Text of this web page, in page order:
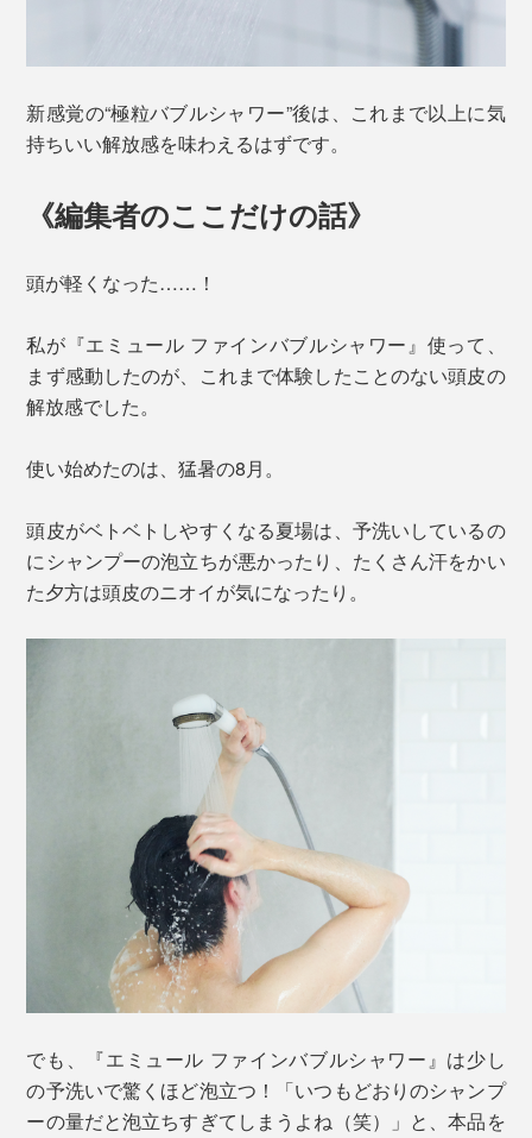
新感覚の“極粒バブルシャワー”後は、これまで以上に気
持ちいい解放感を味わえるはずです。
《編集者のここだけの話》
頭が軽くなった……！
私が『エミュール ファインバブルシャワー』使って、
まず感動したのが、これまで体験したことのない頭皮の
解放感でした。
使い始めたのは、猛暑の8月。
頭皮がベトベトしやすくなる夏場は、予洗いしているの
にシャンプーの泡立ちが悪かったり、たくさん汗をかい
た夕方は頭皮のニオイが気になったり。
でも、『エミュール ファインバブルシャワー』は少し
の予洗いで驚くほど泡立つ！「いつもどおりのシャンプ
ーの量だと泡立ちすぎてしまうよね（笑）」と、本品を